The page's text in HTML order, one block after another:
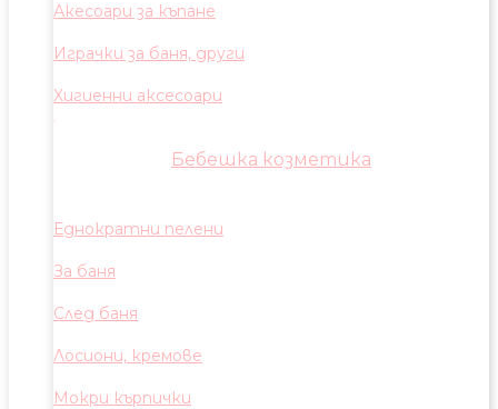
Акесоари за къпане
Играчки за баня, други
Хигиенни аксесоари
Бебешка козметика
Еднократни пелени
За баня
След баня
Лосиони, кремове
Мокри кърпички